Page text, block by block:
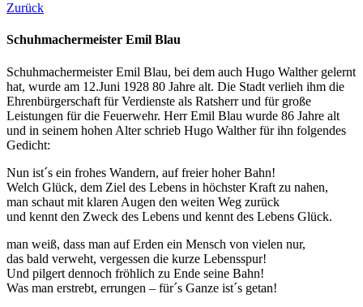
Zurück
Schuhmachermeister Emil Blau
Schuhmachermeister Emil Blau, bei dem auch Hugo Walther gelernt
hat, wurde am 12.Juni 1928 80 Jahre alt. Die Stadt verlieh ihm die
Ehrenbürgerschaft für Verdienste als Ratsherr und für große
Leistungen für die Feuerwehr. Herr Emil Blau wurde 86 Jahre alt
und in seinem hohen Alter schrieb Hugo Walther für ihn folgendes
Gedicht:
Nun ist´s ein frohes Wandern, auf freier hoher Bahn!
Welch Glück, dem Ziel des Lebens in höchster Kraft zu nahen,
man schaut mit klaren Augen den weiten Weg zurück
und kennt den Zweck des Lebens und kennt des Lebens Glück.
man weiß, dass man auf Erden ein Mensch von vielen nur,
das bald verweht, vergessen die kurze Lebensspur!
Und pilgert dennoch fröhlich zu Ende seine Bahn!
Was man erstrebt, errungen – für´s Ganze ist´s getan!